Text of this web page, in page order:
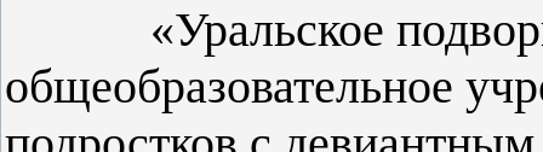
«Уральское
общеобразовательное